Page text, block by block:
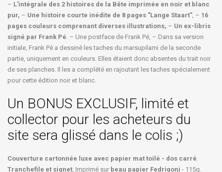
– L'intégrale des 2 histoires de la Bête imprimée en noir et blanc
pur, – Une histoire courte inédite de 8 pages "Lange Staart", – 16
pages couleurs comprenant diverses illustrations, – Un ex-libris
signé par Frank Pé. – Une postface de Frank Pé, – Dans sa version
initiale, Frank Pé a dessiné les taches du marsupilami de la seconde
partie, uniquement en couleurs. Elles étaient donc absentes du trait noir
de ses planches. Il les a complété en rajoutant les taches spécialement
pour cette édition noir et blanc.
Un BONUS EXCLUSIF, limité et
collector pour les acheteurs du
site sera glissé dans le colis ;)
Couverture cartonnée luxe avec papier mat toilé - dos carré.
Tranchefile et signet, Imprimé sur beau papier Fedrigoni - 115g.